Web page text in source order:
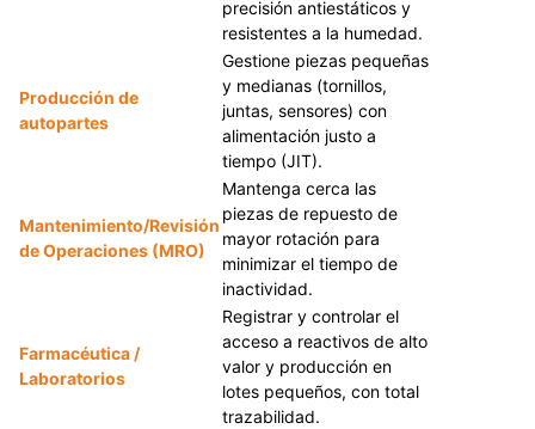
precisión antiestáticos y
resistentes a la humedad.
Producción de
autopartes
Gestione piezas pequeñas
y medianas (tornillos,
juntas, sensores) con
alimentación justo a
tiempo (JIT).
Mantenimiento/Revisión
de Operaciones (MRO)
Mantenga cerca las
piezas de repuesto de
mayor rotación para
minimizar el tiempo de
inactividad.
Farmacéutica /
Laboratorios
Registrar y controlar el
acceso a reactivos de alto
valor y producción en
lotes pequeños, con total
trazabilidad.